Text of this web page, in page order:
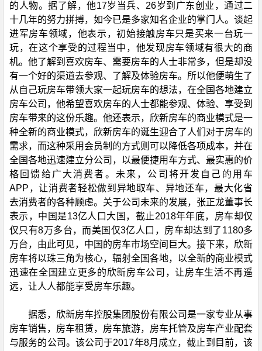
的人物。据了解，他17岁当兵、26岁到广东创业，通过二
十几年的努力拼搏，如今已是多家知名企业的掌门人。谈起
进军房车领域，他表示，初始接触房车只是买来一台玩一
玩，在这个享受的过程当中，他发现房车领域有很大的商
机。他了解到喜欢房车、需要房车的人士非常多，但是却没
有一个好的渠道去参观、了解及体验房车。所以他便萌生了
从自己玩房车带领大家一起玩房车的想法，在全国各地建立
房车公司，他希望喜欢房车的人士都能参观、体验、享受到
房车带来的这份乐趣。他还表示，欣新房车的商业模式是一
种全新的商业模式，欣新房车的诞生迎合了人们对于房车的
需求，而这种采用会员制的方式则可以降低各项成本，并在
全国各地迅速建立分公司，以最便捷用车方式、最实惠的价
格回馈给广大消费者。未来，公司将开发自己的用车
APP，让消费者轻松做到异地取车、异地还车，最大化省
去消费者的各种顾虑。关于公司未来的发展，张正龙董事长
表示，中国是13亿人口大国，截止2018年年底，房车却仅
仅只有8万多台，而美国仅3亿人口，房车却达到了1180多
万台，由此可见，中国的房车市场空间巨大。接下来，欣新
房车将以珠三角为核心，辐射全国各地，以全新的商业模式
迅速在全国建立更多的欣新房车公司，让房车生活不再遥
远，让人人都能享受房车乐趣。
据悉，欣新房车控股集团股份有限公司是一家专业从事
房车销售，房车租赁，房车旅游，房车托管及房车产业配套
与服务的公司。该公司于2017年8月成立，截止到目前，该